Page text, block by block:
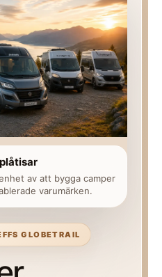
GLOBETRAIL
av att bygga camper
varumärken.